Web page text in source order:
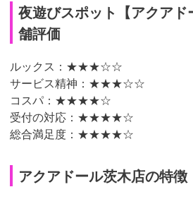
夜遊びスポット【アクア
舗評価
ルックス：★★★☆☆
サービス精神： ★★★☆☆
コスパ：★★★★☆
受付の対応： ★★★★☆
総合満足度：★★★★☆
アクアドール茨木店の特徴